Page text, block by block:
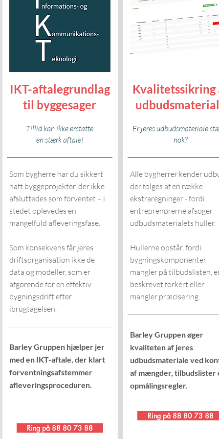
IKT-aftalegrundlag
til byggesager
Tillid kan ikke erstatte
en stærk aftale!
Som bygherre har du sikkert
haft byggeprojekter, der ikke
afsluttedes som forventet – i
stedet oplevedes en
mangelfuld afleveringsfase.
Som konsekvens får jeres
driftsorganisation ikke de
data og modeller, som er
afgørende for en effektiv
bygningsdrift efter
ibrugtagelsen.
Ring på 88 80 73 88
Barley Gruppen hjælper jer
med en IKT-aftale, der klart
forventningsafstemmer
afleveringsproceduren.
Kvalitetssikring
Er jeres udbudsmateriale
nok?
Alle bygherrer kender
der følges af en række
ekstraregninger - fordi
entreprenørerne afsøger
udbudsmaterialets huller.
Hullerne opstår, fordi
bygningskomponenter
mangler på tilbudslisten,
beskrevet forkert eller
mangler præcisering.
Ring på 88 80 73 88
Barley Gruppen øger
kvaliteten af jeres
udbudsmateriale ved
af mængder, tilbudslister
opmålingsregler.